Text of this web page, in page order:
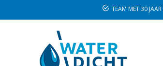
TEAM MET 30 JAAR